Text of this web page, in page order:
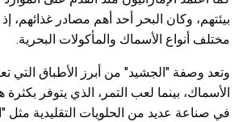
بيئتهم، وكان البحر أحد أهم مصادر غذائهم،
مختلف أنواع الأسماك والمأكولات البحرية.
وتعد وصفة "الجشيد" من أبرز الأطباق التي
الأسماك، بينما لعب التمر، الذي يتوفر بكثرة
في صناعة عديد من الحلويات التقليدية مثل